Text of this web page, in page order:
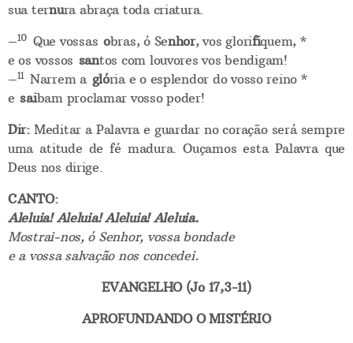
sua ternura abraça toda criatura.
–10 Que vossas obras, ó Senhor, vos glorifiquem, *
e os vossos santos com louvores vos bendigam!
–11 Narrem a glória e o esplendor do vosso reino *
esaibam proclamar vosso poder!
Dir: Meditar a Palavra e guardar no coração será sempre
uma atitude de fé madura. Ouçamos esta Palavra que
Deus nos dirige.
CANTO:
Aleluia! Aleluia! Aleluia! Aleluia.
Mostrai-nos, ó Senhor, vossa bondade
e a vossa salvação nos concedei.
EVANGELHO (Jo 17,3-11)
APROFUNDANDO O MISTÉRIO